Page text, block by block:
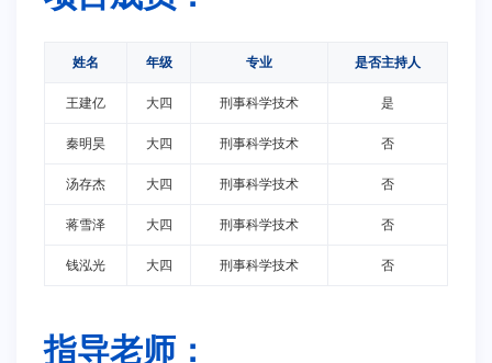
姓名 年级 专业 是否主持人
王建亿 大四 刑事科学技术 是
秦明昊 大四 刑事科学技术 否
汤存杰 大四 刑事科学技术 否
蒋雪泽 大四 刑事科学技术 否
钱泓光 大四 刑事科学技术 否
指导老师：